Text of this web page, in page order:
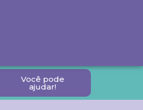
Você pode
ajudar!